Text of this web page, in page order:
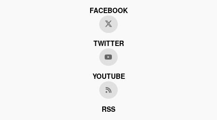
FACEBOOK
TWITTER
YOUTUBE
RSS